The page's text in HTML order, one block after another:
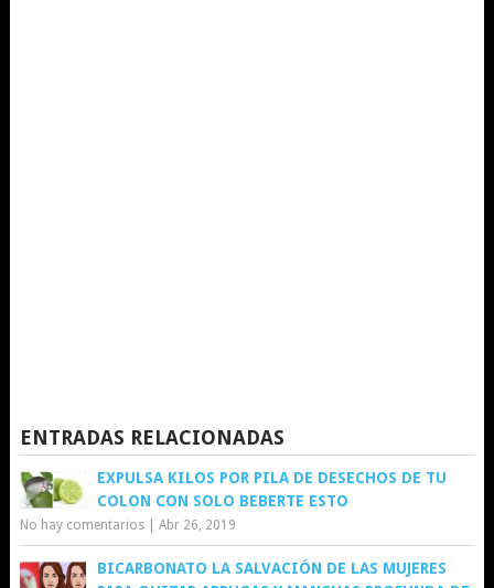
ENTRADAS RELACIONADAS
EXPULSA KILOS POR PILA DE DESECHOS DE TU
COLON CON SOLO BEBERTE ESTO
No hay comentarios| Abr 26, 2019
BICARBONATO LA SALVACIÓN DE LAS MUJERES